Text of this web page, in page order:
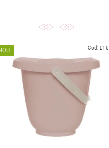
Cod: